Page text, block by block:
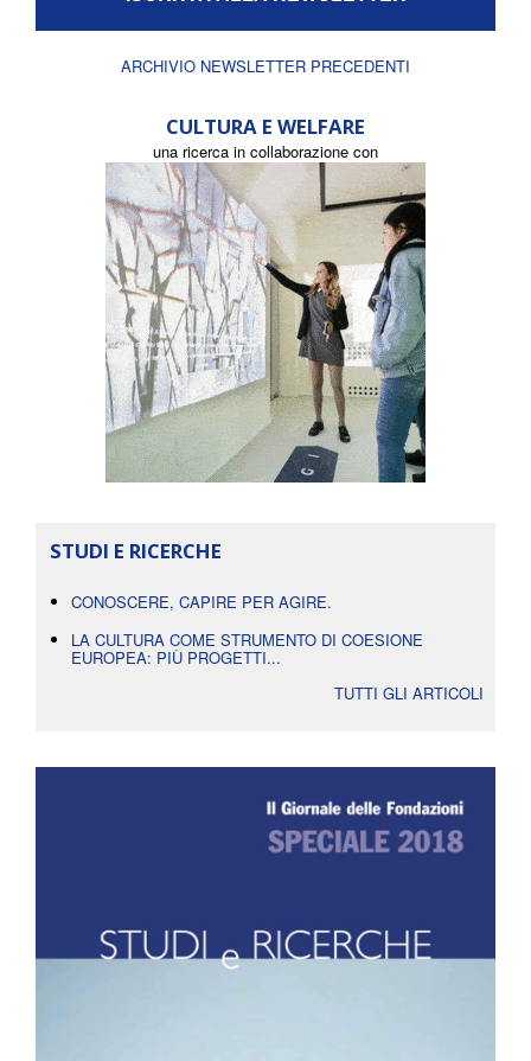
ARCHIVIO NEWSLETTER PRECEDENTI
CULTURA E WELFARE
una ricerca in collaborazione con
STUDI E RICERCHE
CONOSCERE, CAPIRE PER AGIRE.
LA CULTURA COME STRUMENTO DI COESIONE
EUROPEA: PIÙ PROGETTI...
TUTTI GLI ARTICOLI